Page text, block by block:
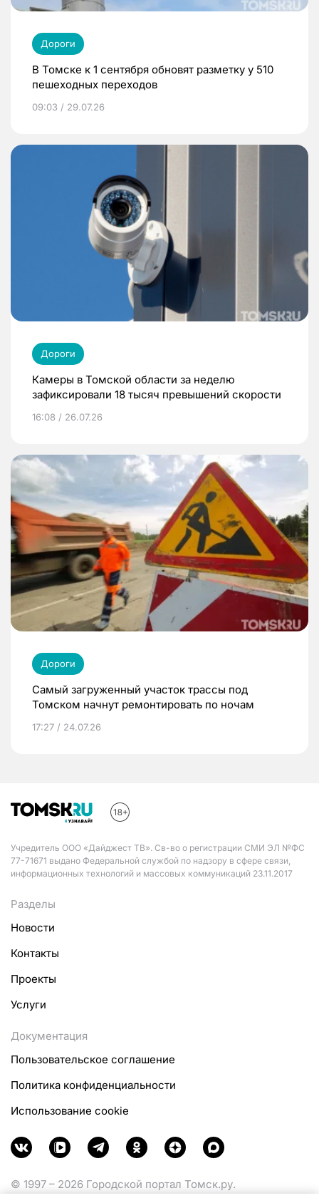
Дороги
В Томске к 1 сентября обновят разметку у 510
пешеходных переходов
09:03 / 29.07.26
Дороги
Камеры в Томской области за неделю
зафиксировали 18 тысяч превышений скорости
16:08 / 26.07.26
Дороги
Самый загруженный участок трассы под
Томском начнут ремонтировать по ночам
17:27 / 24.07.26
Учредитель ООО «Дайджест ТВ». Св-во о регистрации СМИ ЭЛ №ФС
77-71671 выдано Федеральной службой по надзору в сфере связи,
информационных технологий и массовых коммуникаций 23.11.2017
Разделы
Новости
Контакты
Проекты
Услуги
Документация
Пользовательское соглашение
Политика конфиденциальности
Использование cookie
© 1997 – 2026 Городской портал Томск.ру.